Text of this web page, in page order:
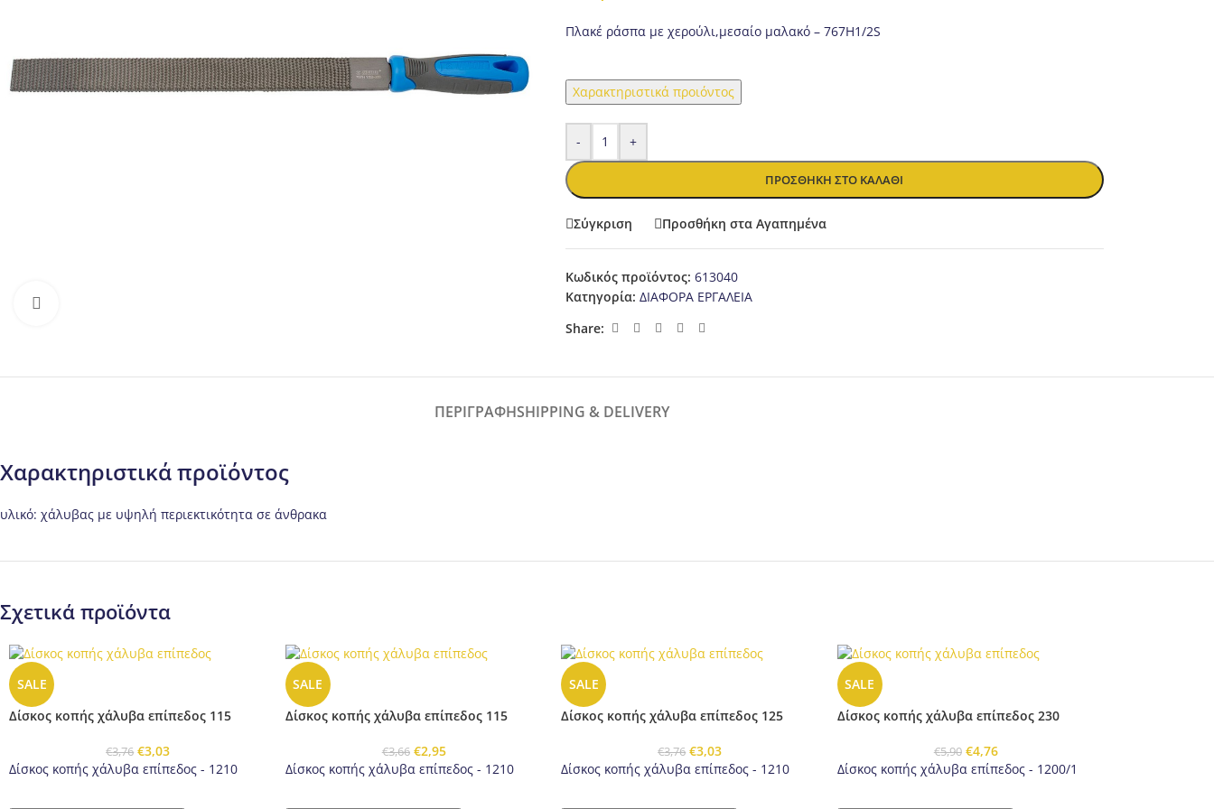
Πλακέ ράσπα με χερούλι,μεσαίο μαλακό – 767H1/2S
Χαρακτηριστικά προιόντος
- +
ΠΡΟΣΘΉΚΗ ΣΤΟ ΚΑΛΆΘΙ
Σύγκριση Προσθήκη στα Αγαπημένα
Κωδικός προϊόντος: 613040
Κατηγορία: ΔΙΑΦΟΡΑ ΕΡΓΑΛΕΙΑ
Share:
ΠΕΡΙΓΡΑΦΉSHIPPING & DELIVERY
Χαρακτηριστικά προϊόντος
υλικό: χάλυβας με υψηλή περιεκτικότητα σε άνθρακα
Σχετικά προϊόντα
SALE
Δίσκος κοπής χάλυβα επίπεδος 115
€3,76 €3,03
Δίσκος κοπής χάλυβα επίπεδος - 1210
SALE
Δίσκος κοπής χάλυβα επίπεδος 115
€3,66 €2,95
Δίσκος κοπής χάλυβα επίπεδος - 1210
SALE
Δίσκος κοπής χάλυβα επίπεδος 125
€3,76 €3,03
Δίσκος κοπής χάλυβα επίπεδος - 1210
SALE
Δίσκος κοπής χάλυβα επίπεδος 230
€5,90 €4,76
Δίσκος κοπής χάλυβα επίπεδος - 1200/1